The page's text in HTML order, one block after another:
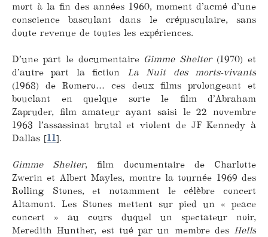
mort à la fin des années 1960, moment d’acmé d’une
conscience basculant dans le crépusculaire, sans
doute revenue de toutes les expériences.
D’une part le documentaire Gimme Shelter(1970) et
d’autre part la fiction La Nuit des morts-vivants
(1968) de Romero… ces deux films prolongeant et
bouclant en quelque sorte le film d’Abraham
Zapruder, film amateur ayant saisi le 22 novembre
1963 l’assassinat brutal et violent de JF Kennedy à
Dallas [11].
Gimme Shelter, film documentaire de Charlotte
Zwerin et Albert Mayles, montre la tournée 1969 des
Rolling Stones, et notamment le célèbre concert
Altamont. Les Stones mettent sur pied un « peace
concert » au cours duquel un spectateur noir,
Meredith Hunther, est tué par un membre des Hells